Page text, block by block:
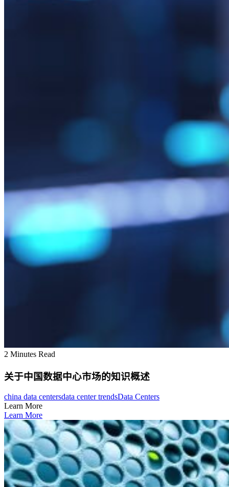
2 Minutes Read
关于中国数据中心市场的知识概述
china data centersdata center trendsData Centers
Learn More
Learn More